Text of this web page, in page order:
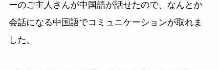
ーのご主人さんが中国語が話せたので、なんとか
会話になる中国語でコミュニケーションが取れま
した。